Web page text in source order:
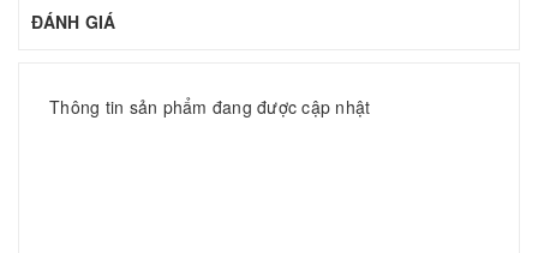
ĐÁNH GIÁ
Thông tin sản phẩm đang được cập nhật